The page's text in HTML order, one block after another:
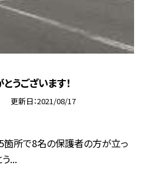
うございます！
更新日 2021/08/17
所で8名の保護者の方が立っ
...